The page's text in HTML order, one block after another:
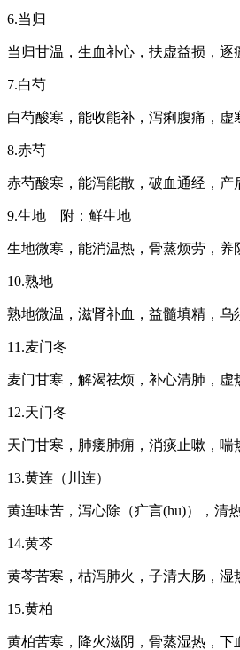
6.当归
当归甘温，生血补心，扶虚益损，逐
7.白芍
白芍酸寒，能收能补，泻痢腹痛，虚
8.赤芍
赤芍酸寒，能泻能散，破血通经，产
9.生地 附：鲜生地
生地微寒，能消温热，骨蒸烦劳，养
10.熟地
熟地微温，滋肾补血，益髓填精，乌
11.麦门冬
麦门甘寒，解渴祛烦，补心清肺，虚
12.天门冬
天门甘寒，肺痿肺痈，消痰止嗽，喘
13.黄连（川连）
黄连味苦，泻心除（疒言(hū)），清
14.黄芩
黄芩苦寒，枯泻肺火，子清大肠，湿
15.黄柏
黄柏苦寒，降火滋阴，骨蒸湿热，下